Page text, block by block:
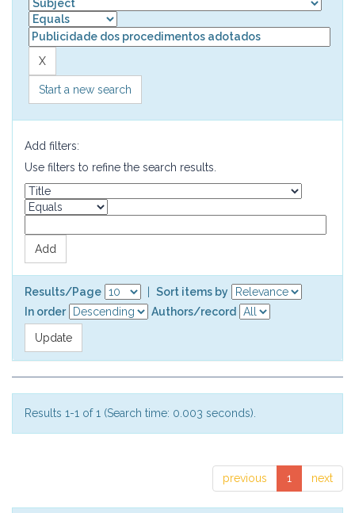
Start a new search
Add filters:
Use filters to refine the search results.
Results/Page
Sort items by
In order
Authors/record
Results 1-1 of 1 (Search time: 0.003 seconds).
previous 1 next